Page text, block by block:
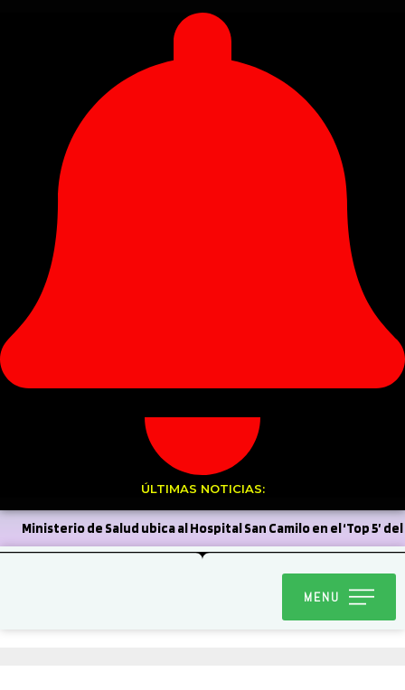
ÚLTIMAS NOTICIAS:
Ministerio de Salud ubica al Hospital San Camilo en el ‘Top 5’ del
Stardance del Liceo Corina Urbina
clasifica al Latinoamericano de Dance World Cup en Argentina
MENU